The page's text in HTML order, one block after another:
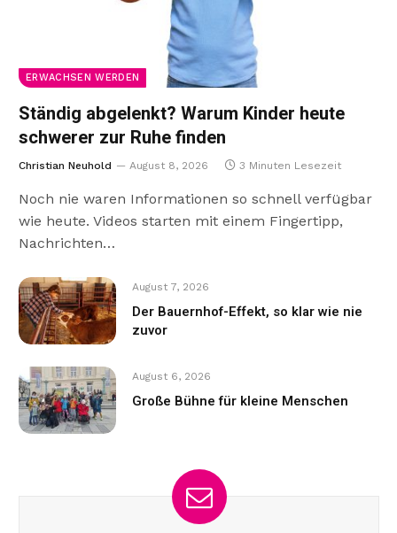
ERWACHSEN WERDEN
Ständig abgelenkt? Warum Kinder heute
schwerer zur Ruhe finden
Christian Neuhold August 8, 2026 3 Minuten Lesezeit
Noch nie waren Informationen so schnell verfügbar
wie heute. Videos starten mit einem Fingertipp,
Nachrichten…
August 7, 2026
Der Bauernhof-Effekt, so klar wie nie
zuvor
August 6, 2026
Große Bühne für kleine Menschen